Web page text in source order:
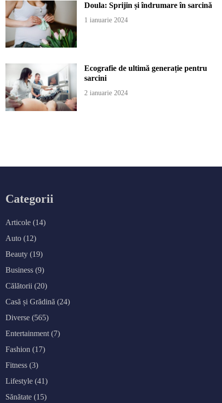
Doula: Sprijin și îndrumare în sarcină
1 ianuarie 2024
Ecografie de ultimă generație pentru
sarcini
2 ianuarie 2024
Categorii
Articole (14)
Auto (12)
Beauty (19)
Business (9)
Călătorii (20)
Casă și Grădină (24)
Diverse (565)
Entertainment (7)
Fashion (17)
Fitness (3)
Lifestyle (41)
Sănătate (15)